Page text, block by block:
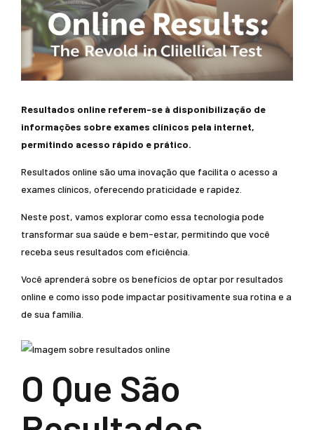
Resultados online referem-se à disponibilização de
informações sobre exames clínicos pela internet,
permitindo acesso rápido e prático.
Resultados online são uma inovação que facilita o acesso a
exames clínicos, oferecendo praticidade e rapidez.
Neste post, vamos explorar como essa tecnologia pode
transformar sua saúde e bem-estar, permitindo que você
receba seus resultados com eficiência.
Você aprenderá sobre os benefícios de optar por resultados
online e como isso pode impactar positivamente sua rotina e a
de sua família.
O Que São